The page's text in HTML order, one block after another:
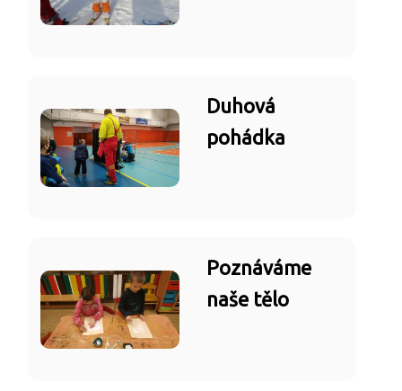
Duhová
pohádka
Poznáváme
naše tělo